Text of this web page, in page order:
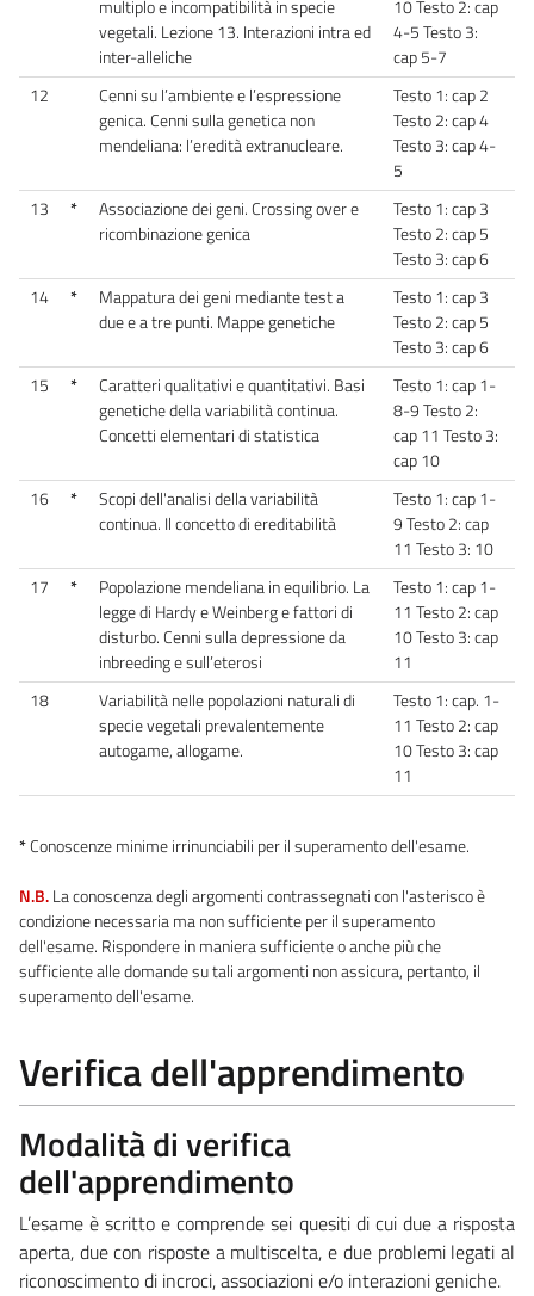
multiplo e incompatibilità in specie
vegetali. Lezione 13. Interazioni intra ed
inter-alleliche
10 Testo 2: cap
4-5 Testo 3:
cap 5-7
12
Cenni su l’ambiente e l’espressione
genica. Cenni sulla genetica non
mendeliana: l’eredità extranucleare.
Testo 1: cap 2
Testo 2: cap 4
Testo 3: cap 4-
5
13
*
Associazione dei geni. Crossing over e
ricombinazione genica
Testo 1: cap 3
Testo 2: cap 5
Testo 3: cap 6
14
*
Mappatura dei geni mediante test a
due e a tre punti. Mappe genetiche
Testo 1: cap 3
Testo 2: cap 5
Testo 3: cap 6
15
*
Caratteri qualitativi e quantitativi. Basi
genetiche della variabilità continua.
Concetti elementari di statistica
Testo 1: cap 1-
8-9 Testo 2:
cap 11 Testo 3:
cap 10
16
*
Scopi dell'analisi della variabilità
continua. Il concetto di ereditabilità
Testo 1: cap 1-
9 Testo 2: cap
11 Testo 3: 10
17
*
Popolazione mendeliana in equilibrio. La
legge di Hardy e Weinberg e fattori di
disturbo. Cenni sulla depressione da
inbreeding e sull’eterosi
Testo 1: cap 1-
11 Testo 2: cap
10 Testo 3: cap
11
18
Variabilità nelle popolazioni naturali di
specie vegetali prevalentemente
autogame, allogame.
Testo 1: cap. 1-
11 Testo 2: cap
10 Testo 3: cap
11
*Conoscenze minime irrinunciabili per il superamento dell'esame.
N.B.La conoscenza degli argomenti contrassegnati con l'asterisco è
condizione necessaria ma non sufficiente per il superamento
dell'esame. Rispondere in maniera sufficiente o anche più che
sufficiente alle domande su tali argomenti non assicura, pertanto, il
superamento dell'esame.
Verifica dell'apprendimento
Modalità di verifica
dell'apprendimento
L’esame è scritto e comprende sei quesiti di cui due a risposta
aperta, due con risposte a multiscelta, e due problemi legati al
riconoscimento di incroci, associazioni e/o interazioni geniche.